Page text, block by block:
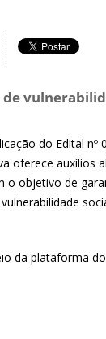
do Edital nº
oferece auxílios
o objetivo de
da plataforma